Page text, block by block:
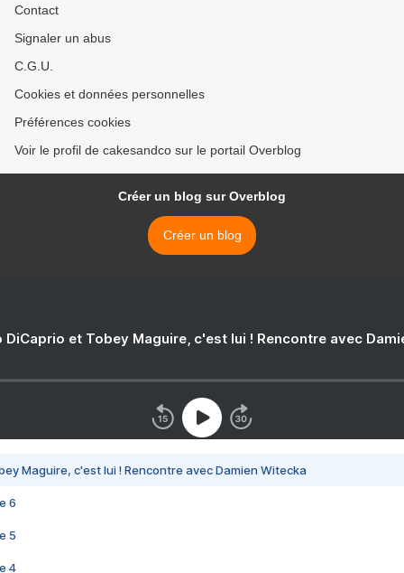
Contact
Signaler un abus
C.G.U.
Cookies et données personnelles
Préférences cookies
Voir le profil de cakesandco sur le portail Overblog
Créer un blog sur Overblog
Créer un blog
DiCaprio et Tobey Maguire, c'est lui ! Rencontre avec
Maguire, c'est lui ! Rencontre avec Damien Witecka
6
5
4